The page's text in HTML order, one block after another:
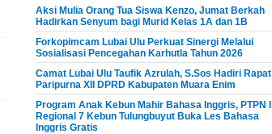
Aksi Mulia Orang Tua Siswa Kenzo, Jumat Berkah
Hadirkan Senyum bagi Murid Kelas 1A dan 1B
Forkopimcam Lubai Ulu Perkuat Sinergi Melalui
Sosialisasi Pencegahan Karhutla Tahun 2026
Camat Lubai Ulu Taufik Azrulah, S.Sos Hadiri Rapat
Paripurna XII DPRD Kabupaten Muara Enim
Program Anak Kebun Mahir Bahasa Inggris, PTPN I
Regional 7 Kebun Tulungbuyut Buka Les Bahasa
Inggris Gratis